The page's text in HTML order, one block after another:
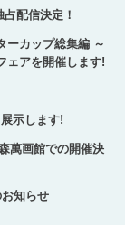
配信決定！
ーカップ総集編 ～
ェアを開催します!
示します!
萬画館での開催決
知らせ